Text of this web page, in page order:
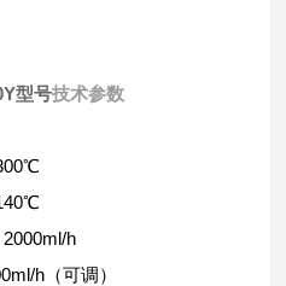
型号技术参数
h
h（可调）